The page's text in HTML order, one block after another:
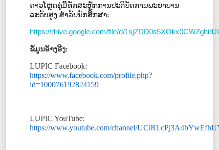
ດາວໂຫຼດຄູ່ມືືືທັກສະຫຼັກການປະຕິບັດການພະຍາບານ
ລະດັບສູງ ສໍາລັບນັກສຶກສາ:
https://drive.google.com/file/d/
ຂໍ້ມູນອ້າງອີງ:
LUPIC Facebook:
https://www.facebook.com/profile.php?
id=100076192824159
LUPIC YouTube:
https://www.youtube.com/channel/